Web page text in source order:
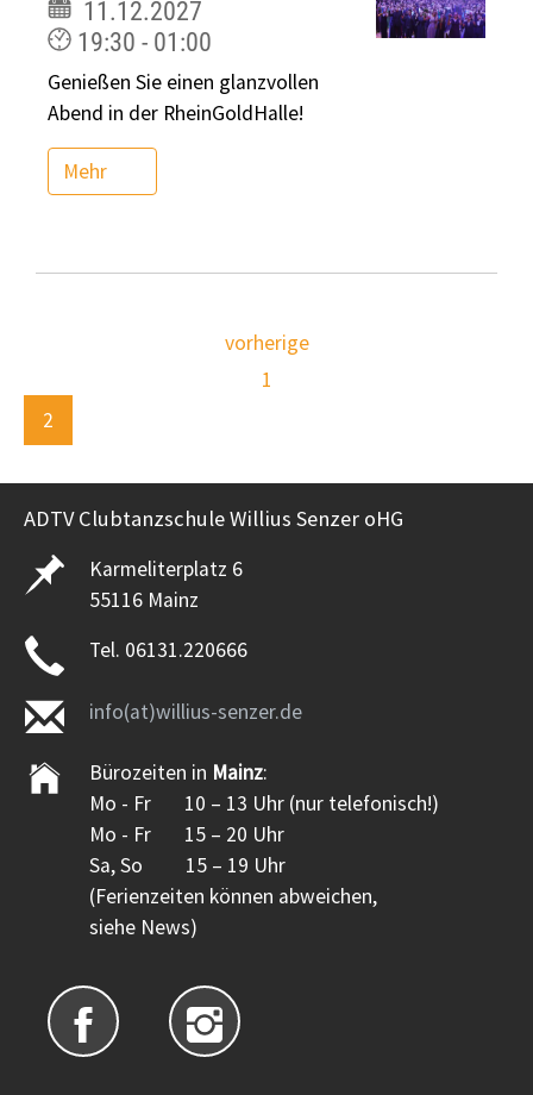
11.12.2027
19:30 - 01:00
Genießen Sie einen glanzvollen
Abend in der RheinGoldHalle!
Mehr
vorherige
1
2
ADTV Clubtanzschule Willius Senzer oHG
Karmeliterplatz 6
55116 Mainz
Tel. 06131.220666
info(at)willius-senzer.de
Bürozeiten in Mainz:
Mo - Fr 10 – 13 Uhr (nur telefonisch!)
Mo - Fr 15 – 20 Uhr
Sa, So 15 – 19 Uhr
(Ferienzeiten können abweichen,
siehe News)